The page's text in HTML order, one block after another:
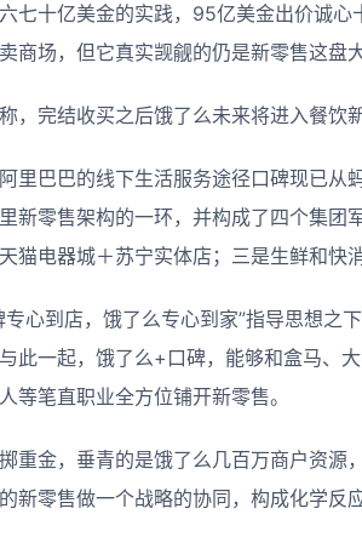
七十亿美金的实践，95亿美金出价诚
商场，但它真实觊觎的仍是新零售这盘大
，完结收买之后饿了么未来将进入餐饮
里巴巴的线下生活服务途径口碑现已从
新零售架构的一环，并构成了四个集团
猫电器城＋苏宁实体店；三是生鲜和快
专心到店，饿了么专心到家”指导思想之
此一起，饿了么+口碑，能够和盒马、
等笔直职业全方位铺开新零售。
重金，垂青的是饿了么几百万商户资
新零售做一个战略的协同，构成化学反应